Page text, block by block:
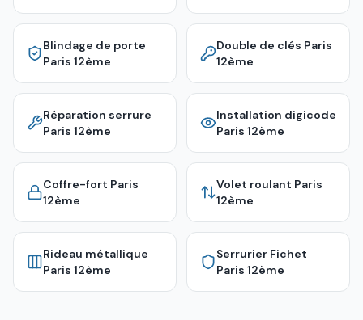
Blindage de porte
Paris 12ème
Double de clés Paris
12ème
Réparation serrure
Paris 12ème
Installation digicode
Paris 12ème
Coffre-fort Paris
12ème
Volet roulant Paris
12ème
Rideau métallique
Paris 12ème
Serrurier Fichet
Paris 12ème